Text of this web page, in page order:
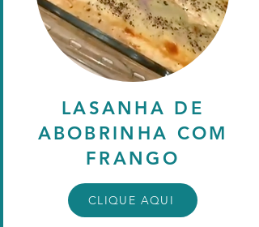
LASANHA DE
ABOBRINHA COM
FRANGO
CLIQUE AQUI